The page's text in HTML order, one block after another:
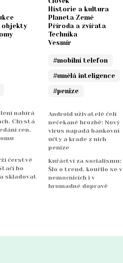
objekty
nabírá
Chystá
cen.
čerstvé
ho
skladovat
Historie a kultura
Planeta Země
Příroda a zvířata
Technika
Vesmír
#mobilní telefon
#umělá inteligence
#penize
Android uživatelé čelí
nečekané hrozbě: Nový
virus napadá bankovní
účty a krade z nich
peníze
Kuřáctví za socialismu:
Šlo o trend, kouřilo se v
nemocnicích i v
hromadné dopravě